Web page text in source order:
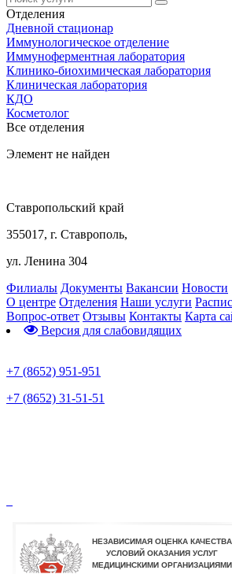
Отделения
Дневной стационар
Иммунологическое отделение
Иммуноферментная лаборатория
Клинико-биохимическая лаборатория
Клиническая лаборатория
КДО
Косметолог
Все отделения
Элемент не найден
Ставропольский край
355017, г. Ставрополь,
ул. Ленина 304
Филиалы Документы Вакансии Новости
О центре Отделения Наши услуги
Вопрос-ответ Отзывы Контакты Карта
Версия для слабовидящих
+7 (8652) 951-951
+7 (8652) 31-51-51